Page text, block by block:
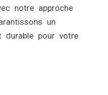
notre approche
un
durable pour votre